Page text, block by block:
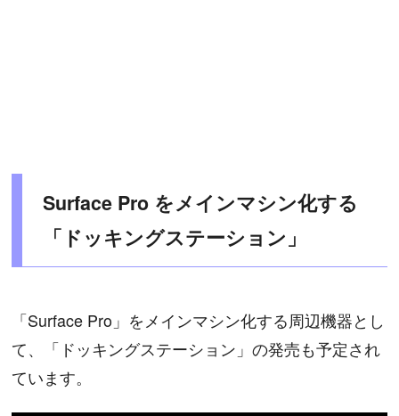
Surface Pro をメインマシン化する
「ドッキングステーション」
「Surface Pro」をメインマシン化する周辺機器とし
て、「ドッキングステーション」の発売も予定され
ています。